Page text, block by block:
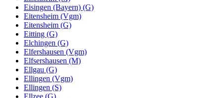
Eisingen (Bayern) (G)
Eitensheim (Vgm)
Eitensheim (G)
Eitting (G)
Elchingen (G)
Elfershausen (Vgm)
Elfsershausen (M)
Ellgau (G)
Ellingen (Vgm)
Ellingen (S)
Ellzee (G)